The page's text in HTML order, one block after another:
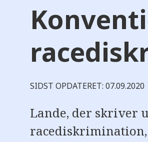
SIDST OPDATERET: 07.09.2020
Lande, der skriver